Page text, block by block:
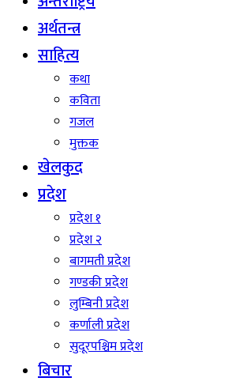
अर्थतन्त्र
साहित्य
कथा
कविता
गजल
मुक्तक
खेलकुद
प्रदेश
प्रदेश १
प्रदेश २
बागमती प्रदेश
गण्डकी प्रदेश
लुम्बिनी प्रदेश
कर्णाली प्रदेश
सुदूरपश्चिम प्रदेश
बिचार